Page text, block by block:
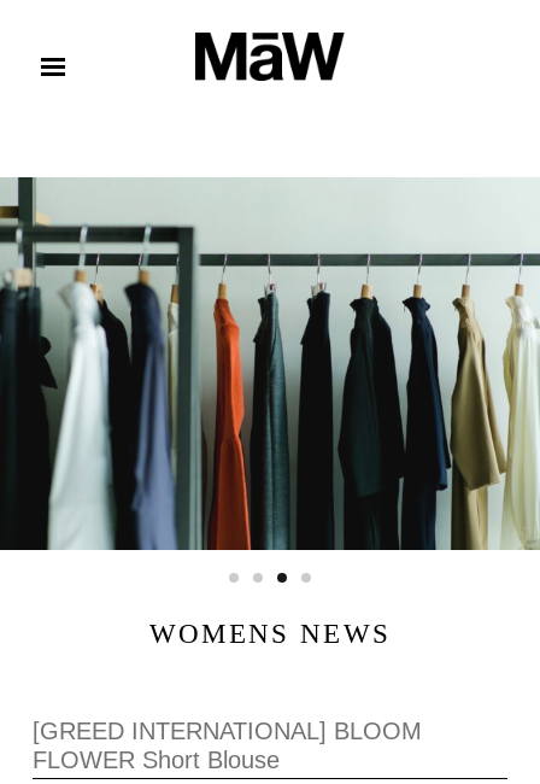
WOMENS NEWS
[GREED INTERNATIONAL] BLOOM
FLOWER Short Blouse